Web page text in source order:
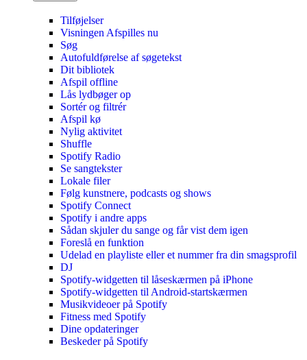
Tilføjelser
Visningen Afspilles nu
Søg
Autofuldførelse af søgetekst
Dit bibliotek
Afspil offline
Lås lydbøger op
Sortér og filtrér
Afspil kø
Nylig aktivitet
Shuffle
Spotify Radio
Se sangtekster
Lokale filer
Følg kunstnere, podcasts og shows
Spotify Connect
Spotify i andre apps
Sådan skjuler du sange og får vist dem igen
Foreslå en funktion
Udelad en playliste eller et nummer fra din smagsprofil
DJ
Spotify-widgetten til låseskærmen på iPhone
Spotify-widgetten til Android-startskærmen
Musikvideoer på Spotify
Fitness med Spotify
Dine opdateringer
Beskeder på Spotify